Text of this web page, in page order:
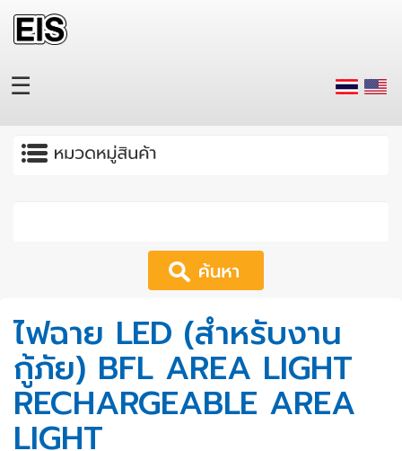
Skip to main content
☰
Apply
ไฟฉาย LED (สำหรับงาน
กู้ภัย) BFL AREA LIGHT
RECHARGEABLE AREA
LIGHT